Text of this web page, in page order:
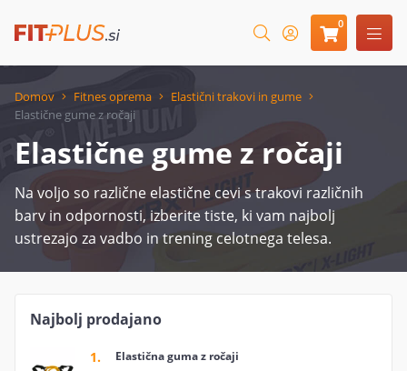
0
Domov Fitnes oprema
Elastični trakovi in gume
Elastične gume z ročaji
Elastične gume z ročaji
Na voljo so različne elastične cevi s trakovi različnih
barv in odpornosti, izberite tiste, ki vam najbolj
ustrezajo za vadbo in trening celotnega telesa.
Najbolj prodajano
1. Elastična guma z ročaji